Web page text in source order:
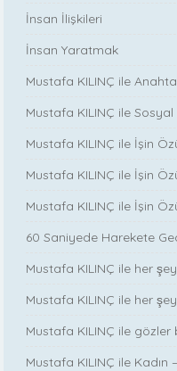
İnsan İlişkileri
İnsan Yaratmak
Mustafa KILINÇ ile
Mustafa KILINÇ ile Sosyal
Mustafa KILINÇ ile İşin
Mustafa KILINÇ ile İşin
Mustafa KILINÇ ile İşin
60 Saniyede Harekete
Mustafa KILINÇ ile her
Mustafa KILINÇ ile her
Mustafa KILINÇ ile gözler
Mustafa KILINÇ ile Kadın